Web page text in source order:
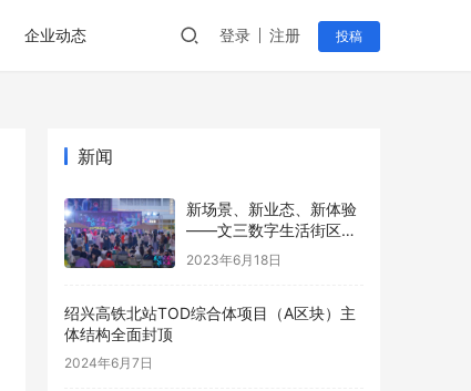
企业动态 登录 注册 投稿
新闻
新场景、新业态、新体验
——文三数字生活街区数
字国潮市集沉浸式演绎夜
游新活力
2023年6月18日
绍兴高铁北站TOD综合体项目（A区块）主
体结构全面封顶
2024年6月7日